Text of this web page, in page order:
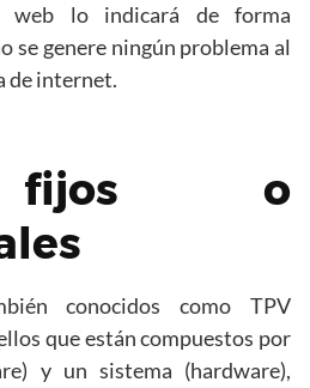
web lo indicará de forma
se genere ningún problema al
de internet.
fijos o
conocidos como TPV
que están compuestos por
y un sistema (hardware),